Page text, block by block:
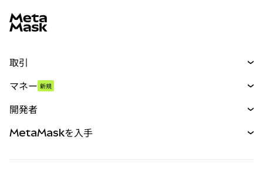
取引
パーペチュアル
RWA
マネー 新規
開発者
MetaMaskを入手